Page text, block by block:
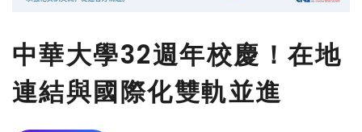
中華大學32週年校慶！在地
連結與國際化雙軌並進